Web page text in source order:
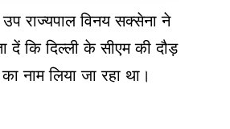
राज्यपाल विनय सक्सेना ने
दें कि दिल्ली के सीएम की दौड़
नाम लिया जा रहा था।